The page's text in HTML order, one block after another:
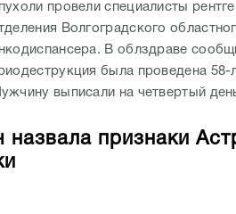
провели специалисты
Волгоградского
В облздраве
была проведена 58-
выписали на четвертый
назвала признаки